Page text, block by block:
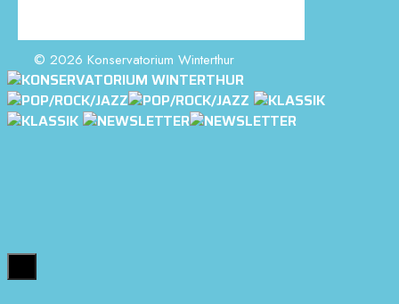
© 2026 Konservatorium Winterthur
Close